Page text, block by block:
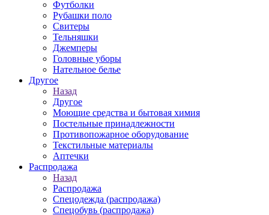
Футболки
Рубашки поло
Свитеры
Тельняшки
Джемперы
Головные уборы
Нательное белье
Другое
Назад
Другое
Моющие средства и бытовая химия
Постельные принадлежности
Противопожарное оборудование
Текстильные материалы
Аптечки
Распродажа
Назад
Распродажа
Спецодежда (распродажа)
Спецобувь (распродажа)